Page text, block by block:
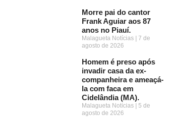
Morre pai do cantor
Frank Aguiar aos 87
anos no Piauí.
Malagueta Notícias
7 de
agosto de 2026
Homem é preso após
invadir casa da ex-
companheira e ameaçá-
la com faca em
Cidelândia (MA).
Malagueta Notícias
5 de
agosto de 2026